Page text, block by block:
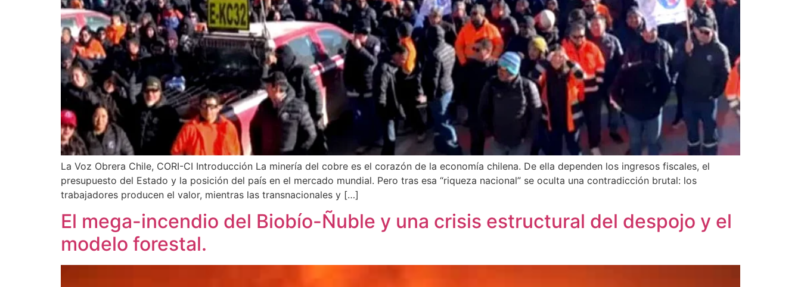
La Voz Obrera Chile, CORI-CI Introducción La minería del cobre es el corazón de la economía chilena. De ella dependen los ingresos fiscales, el
presupuesto del Estado y la posición del país en el mercado mundial. Pero tras esa “riqueza nacional” se oculta una contradicción brutal: los
trabajadores producen el valor, mientras las transnacionales y […]
El mega-incendio del Biobío-Ñuble y una crisis estructural del despojo y el
modelo forestal.